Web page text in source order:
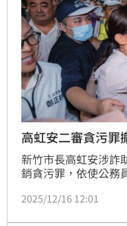
高虹安二審貪污
新竹市長高虹安涉詐
銷貪污罪，依使公務
立委陳玉珍【助理費
2025/12/16 12:01